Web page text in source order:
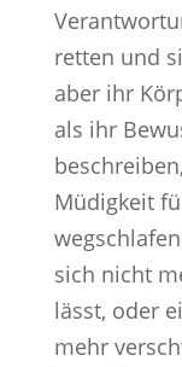
retten und
aber ihr
als ihr
Müdigkeit
sich nicht
lässt, oder
mehr